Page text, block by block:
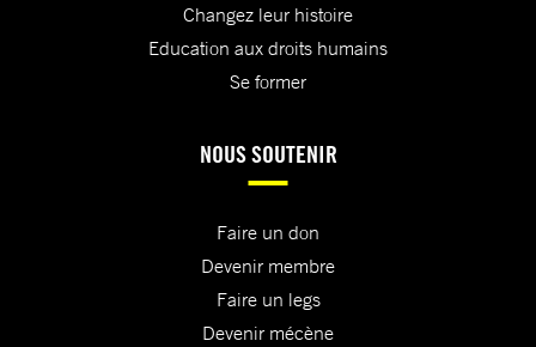
Changez leur histoire
Education aux droits humains
Se former
NOUS SOUTENIR
Faire un don
Devenir membre
Faire un legs
Devenir mécène